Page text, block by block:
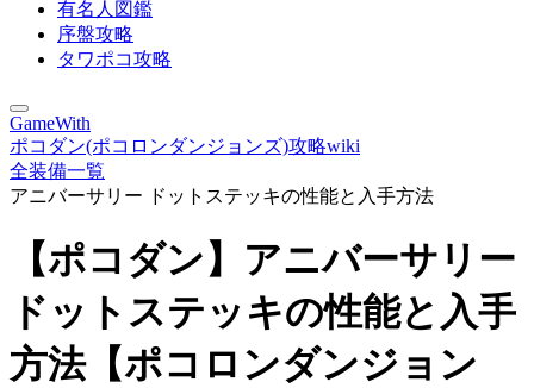
有名人図鑑
序盤攻略
タワポコ攻略
GameWith
ポコダン(ポコロンダンジョンズ)攻略wiki
全装備一覧
アニバーサリー ドットステッキの性能と入手方法
【ポコダン】アニバーサリー
ドットステッキの性能と入手
方法【ポコロンダンジョン